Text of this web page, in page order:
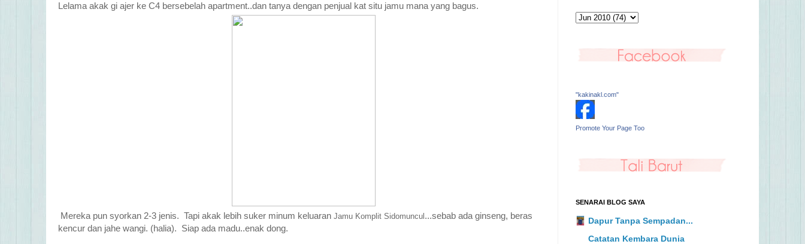
Lelama akak gi ajer ke C4 bersebelah apartment..dan tanya dengan penjual kat situ jamu mana yang bagus.
Mereka pun syorkan 2-3 jenis. Tapi akak lebih suker minum keluaran Jamu Komplit Sidomuncul ...sebab ada ginseng, beras
kencur dan jahe wangi. (halia). Siap ada madu..enak dong.
"kakinakl.com"
Promote Your Page Too
SENARAI BLOG SAYA
Dapur Tanpa Sempadan...
Catatan Kembara Dunia